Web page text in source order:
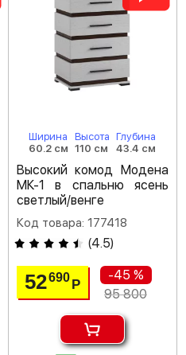
Ширина
60.2 см
Высота
110 см
Глубина
43.4 см
Высокий комод Модена
МК-1 в спальню ясень
светлый/венге
Код товара: 177418
(4.5)
52690 Р
-45 %
95 800